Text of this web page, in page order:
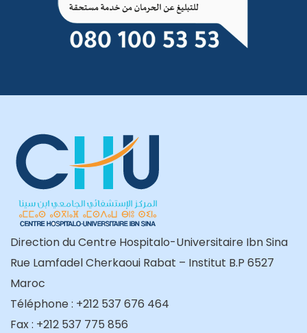
Direction du Centre Hospitalo-Universitaire Ibn Sina
Rue Lamfadel Cherkaoui Rabat – Institut B.P 6527
Maroc
Téléphone : +212 537 676 464
Fax : +212 537 775 856